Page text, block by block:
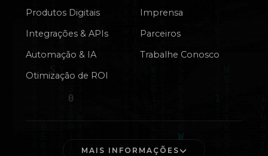
Produtos Digitais
Integrações & APIs
Automação & IA
Otimização de ROI
Imprensa
Parceiros
Trabalhe Conosco
MAIS INFORMAÇÕES